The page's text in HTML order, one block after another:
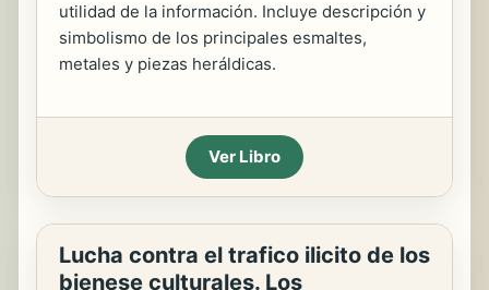
utilidad de la información. Incluye descripción y
simbolismo de los principales esmaltes,
metales y piezas heráldicas.
Ver Libro
Lucha contra el trafico ilicito de los
bienese culturales. Los